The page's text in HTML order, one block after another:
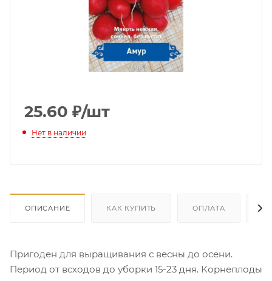
25.60 ₽/шт
Нет в наличии
ОПИСАНИЕ КАК КУПИТЬ ОПЛАТА
Пригоден для выращивания с весны до осени.
Период от всходов до уборки 15-23 дня. Корнеплоды